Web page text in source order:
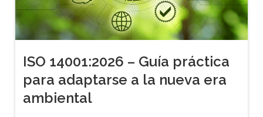
ISO 14001:2026 – Guía práctica
para adaptarse a la nueva era
ambiental